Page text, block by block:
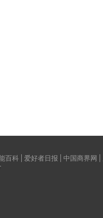
百科 爱好者日报 中国商界网